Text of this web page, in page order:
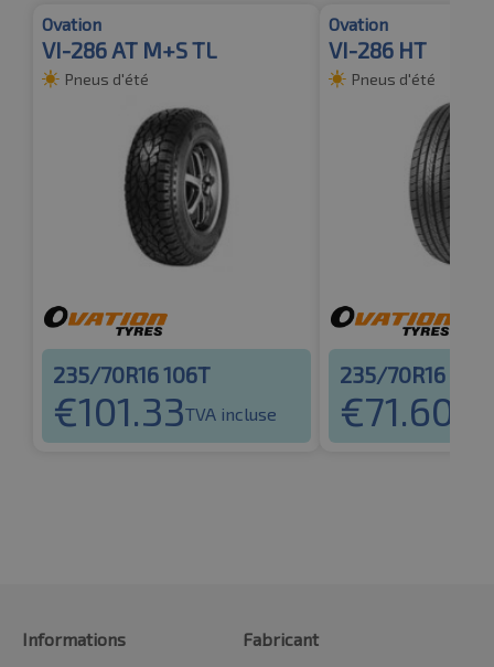
Ovation
VI-286 AT M+S TL
Pneus d'été
235/70R16 106T
€101.33TVA incluse
Ovation
VI-286 HT
Pneus d'été
235/70R16
€71.60
Informations
Fabricant